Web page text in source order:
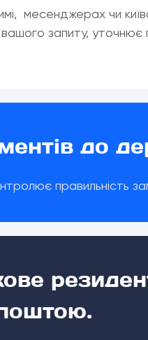
месенджерах чи
запиту,
до
правильність